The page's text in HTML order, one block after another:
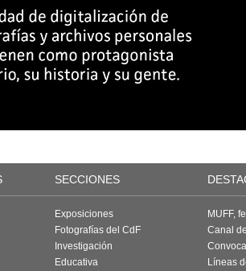
SECCIONES
Exposiciones
Fotografías del CdF
Investigación
Educativa
MUFF,
Canal
Líneas